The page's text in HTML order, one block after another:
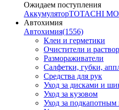
Ожидаем поступления
АккумуляторTOTACHI
Автохимия
Автохимия(1556)
Клеи и герметики
Очистители и
Размораживатели
Салфетки, губки,
Средства для рук
Уход за дисками и
Уход за кузовом
Уход за подкапотным